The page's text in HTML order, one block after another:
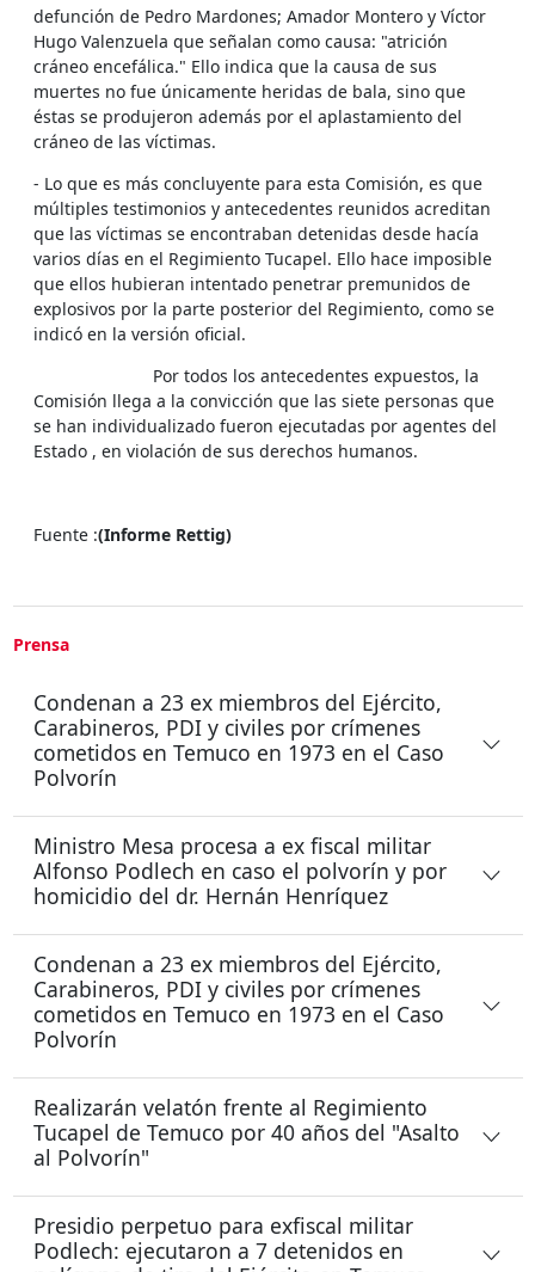
defunción de Pedro Mardones; Amador Montero y Víctor
Hugo Valenzuela que señalan como causa: "atrición
cráneo encefálica." Ello indica que la causa de sus
muertes no fue únicamente heridas de bala, sino que
éstas se produjeron además por el aplastamiento del
cráneo de las víctimas.
- Lo que es más concluyente para esta Comisión, es que
múltiples testimonios y antecedentes reunidos acreditan
que las víctimas se encontraban detenidas desde hacía
varios días en el Regimiento Tucapel. Ello hace imposible
que ellos hubieran intentado penetrar premunidos de
explosivos por la parte posterior del Regimiento, como se
indicó en la versión oficial.
Por todos los antecedentes expuestos, la
Comisión llega a la convicción que las siete personas que
se han individualizado fueron ejecutadas por agentes del
Estado , en violación de sus derechos humanos.
Fuente :(Informe Rettig)
Prensa
Condenan a 23 ex miembros del Ejército,
Carabineros, PDI y civiles por crímenes
cometidos en Temuco en 1973 en el Caso
Polvorín
Ministro Mesa procesa a ex fiscal militar
Alfonso Podlech en caso el polvorí­n y por
homicidio del dr. Hernán Henrí­quez
Condenan a 23 ex miembros del Ejército,
Carabineros, PDI y civiles por crímenes
cometidos en Temuco en 1973 en el Caso
Polvorín
Realizarán velatón frente al Regimiento
Tucapel de Temuco por 40 años del "Asalto
al Polvorín"
Presidio perpetuo para exfiscal militar
Podlech: ejecutaron a 7 detenidos en